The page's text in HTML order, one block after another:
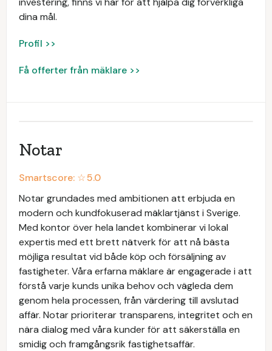
dina mål.
Profil >>
Få offerter från mäklare >>
Notar
Smartscore: ☆5.0
Notar grundades med ambitionen att erbjuda en
modern och kundfokuserad mäklartjänst i Sverige.
Med kontor över hela landet kombinerar vi lokal
expertis med ett brett nätverk för att nå bästa
möjliga resultat vid både köp och försäljning av
fastigheter. Våra erfarna mäklare är engagerade i att
förstå varje kunds unika behov och vägleda dem
genom hela processen, från värdering till avslutad
affär. Notar prioriterar transparens, integritet och en
nära dialog med våra kunder för att säkerställa en
smidig och framgångsrik fastighetsaffär.